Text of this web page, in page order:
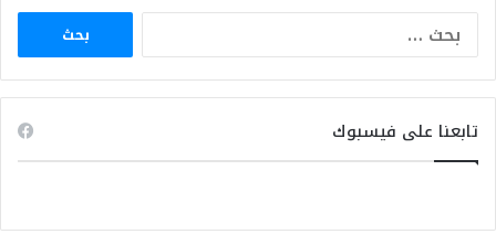
البحث
تابعنا على فيسبوك